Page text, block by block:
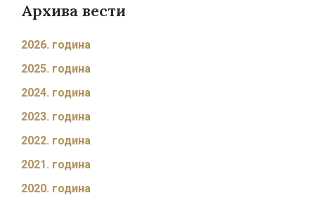
Архива вести
2026. година
2025. година
2024. година
2023. година
2022. година
2021. година
2020. година